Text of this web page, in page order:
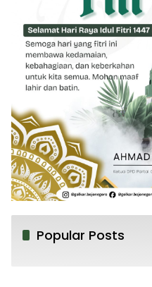
Popular Posts